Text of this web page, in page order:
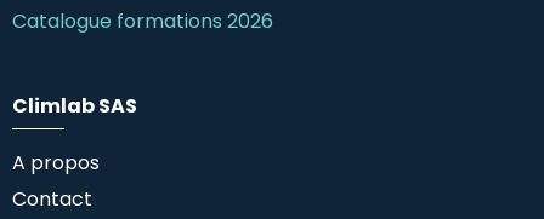
Catalogue formations 2026
Climlab SAS
A propos
Contact